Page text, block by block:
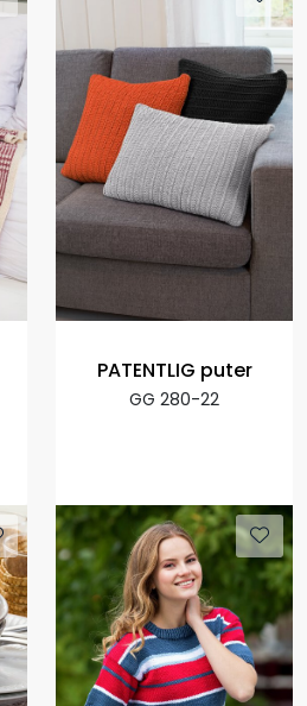
PATENTLIG puter
GG 280-22